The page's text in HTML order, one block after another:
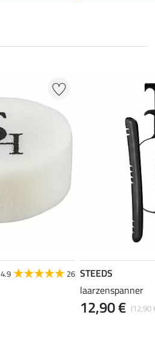
4.9 26 STEEDS
laarzenspanner
(12,90
12,90 €